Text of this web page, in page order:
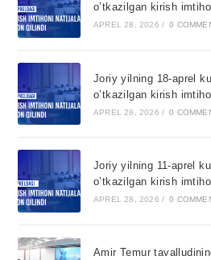
o’tkazilgan kirish
APREL 28, 2026 / 0
Joriy yilning 18-aprel
o’tkazilgan kirish
APREL 28, 2026 / 0
Joriy yilning 11-aprel
o’tkazilgan kirish
APREL 28, 2026 / 0
Amir Temur